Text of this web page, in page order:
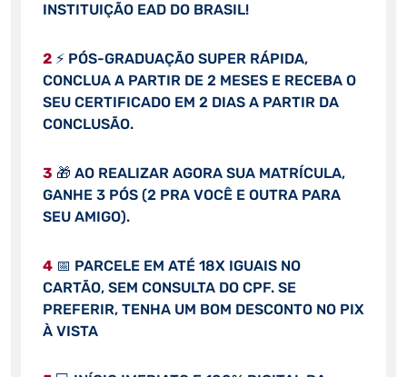
INSTITUIÇÃO EAD DO BRASIL!
2⚡ PÓS-GRADUAÇÃO SUPER RÁPIDA,
CONCLUA A PARTIR DE 2 MESES E RECEBA O
SEU CERTIFICADO EM 2 DIAS A PARTIR DA
CONCLUSÃO.
3 🎁 AO REALIZAR AGORA SUA MATRÍCULA,
GANHE 3 PÓS (2 PRA VOCÊ E OUTRA PARA
SEU AMIGO).
4📅 PARCELE EM ATÉ 18X IGUAIS NO
CARTÃO, SEM CONSULTA DO CPF. SE
PREFERIR, TENHA UM BOM DESCONTO NO PIX
À VISTA